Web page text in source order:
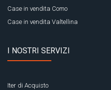
Case in vendita Como
Case in vendita Valtellina
I NOSTRI SERVIZI
Iter di Acquisto